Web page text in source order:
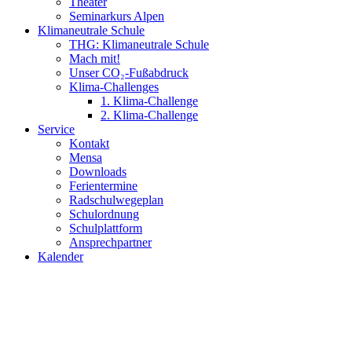
Seminarkurs Alpen
Klimaneutrale Schule
THG: Klimaneutrale Schule
Mach mit!
Unser CO₂-Fußabdruck
Klima-Challenges
1. Klima-Challenge
2. Klima-Challenge
Service
Kontakt
Mensa
Downloads
Ferientermine
Radschulwegeplan
Schulordnung
Schulplattform
Ansprechpartner
Kalender